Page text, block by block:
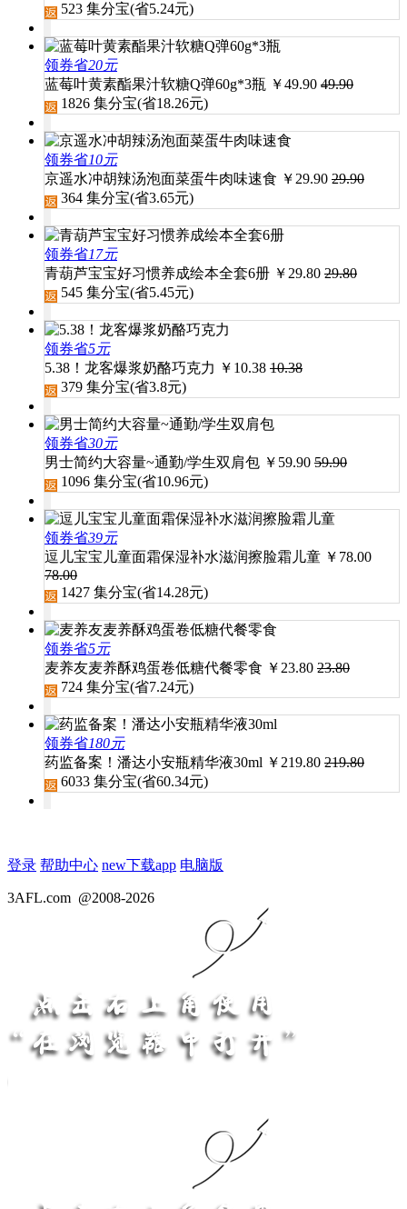
523 集分宝(省5.24元)
领券省20元
蓝莓叶黄素酯果汁软糖Q弹60g*3瓶 ￥49.90 49.90
1826 集分宝(省18.26元)
领券省10元
京遥水冲胡辣汤泡面菜蛋牛肉味速食 ￥ 29.90 29.90
364 集分宝(省3.65元)
领券省17元
青葫芦宝宝好习惯养成绘本全套6册 ￥ 29.80 29.80
545 集分宝(省5.45元)
领券省5元
5.38！龙客爆浆奶酪巧克力 ￥ 10.38 10.38
379 集分宝(省3.8元)
领券省30元
男士简约大容量~通勤/学生双肩包 ￥ 59.90 59.90
1096 集分宝(省10.96元)
领券省39元
逗儿宝宝儿童面霜保湿补水滋润擦脸霜儿童 ￥ 78.00
78.00
1427 集分宝(省14.28元)
领券省5元
麦养友麦养酥鸡蛋卷低糖代餐零食 ￥ 23.80 23.80
724 集分宝(省7.24元)
领券省180元
药监备案！潘达小安瓶精华液30ml ￥ 219.80 219.80
6033 集分宝(省60.34元)
登录 帮助中心 new下载app 电脑版
3AFL.com @2008-2026